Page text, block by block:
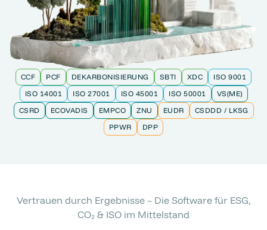
CCF PCF DEKARBONISIERUNG SBTI XDC
ISO 9001
ISO 14001
ISO 27001 ISO 45001 ISO 50001
VS(ME)
CSRD
ECOVADIS EMPCO ZNU EUDR
CSDDD / LKSG
PPWR
DPP
Vertrauen durch Ergebnisse – Die Software für ESG,
CO₂ & ISO im Mittelstand